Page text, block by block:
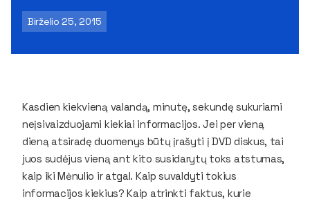
Birželio 25, 2015
Kasdien kiekvieną valandą, minutę, sekundę sukuriami
neįsivaizduojami kiekiai informacijos. Jei per vieną
dieną atsiradę duomenys būtų įrašyti į DVD diskus, tai
juos sudėjus vieną ant kito susidarytų toks atstumas,
kaip iki Mėnulio ir atgal. Kaip suvaldyti tokius
informacijos kiekius? Kaip atrinkti faktus, kurie